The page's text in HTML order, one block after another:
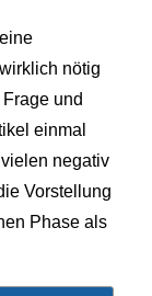
nötig
und
einmal
negativ
Vorstellung
Phase als